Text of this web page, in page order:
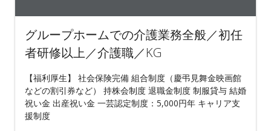
グループホームでの介護業務全般／初任
者研修以上／介護職／KG
【福利厚生】 社会保険完備 組合制度（慶弔見舞金映画館
などの割引券など） 持株会制度 退職金制度 制服貸与 結婚
祝い金 出産祝い金 一芸認定制度：5,000円年 キャリア支
援制度